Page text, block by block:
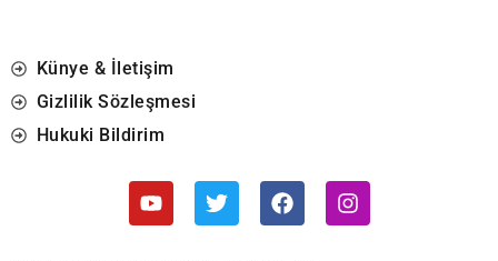
Künye & İletişim
Gizlilik Sözleşmesi
Hukuki Bildirim